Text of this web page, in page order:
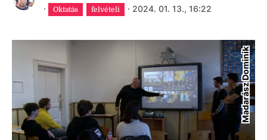
·
Oktatás felvételi · 2024. 01. 13., 16:22
Madarász Dominik